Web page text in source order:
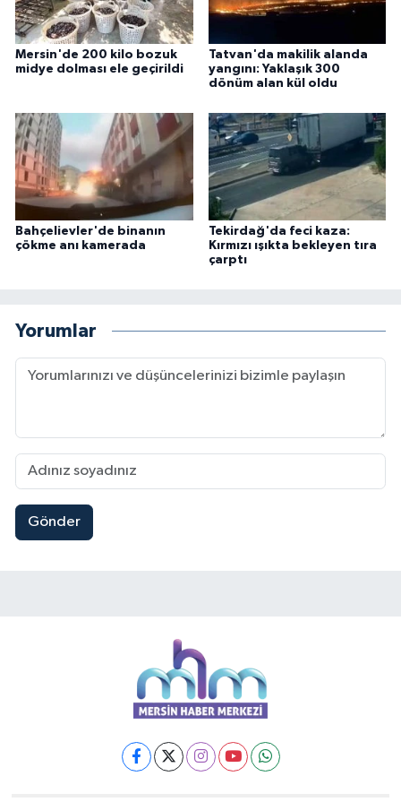
Mersin'de 200 kilo bozuk
midye dolması ele geçirildi
Tatvan'da makilik alanda
yangını: Yaklaşık 300
dönüm alan kül oldu
Bahçelievler'de binanın
çökme anı kamerada
Tekirdağ'da feci kaza:
Kırmızı ışıkta bekleyen tıra
çarptı
Yorumlar
Gönder